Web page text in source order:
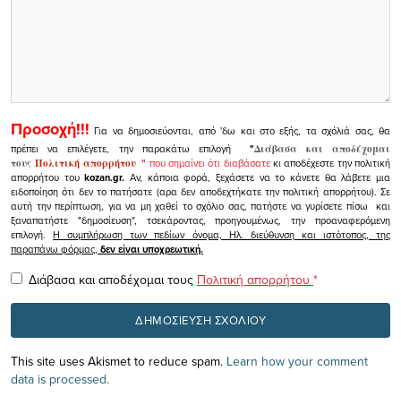
Προσοχή!!! Για να δημοσιεύονται, από 'δω και στο εξής, τα σχόλιά σας, θα
πρέπει να επιλέγετε, την παρακάτω επιλογή
"Διάβασα και αποδέχομαι
τουςΠολιτική απορρήτου" που σημαίνει ότι διαβάσατεκι αποδέχεστε την πολιτική
απορρήτου τουkozan.gr. Αν, κάποια φορά, ξεχάσετε να το κάνετε θα λάβετε μια
ειδοποίηση ότι δεν το πατήσατε (αρα δεν αποδεχτήκατε την πολιτική απορρήτου). Σε
αυτή την περίπτωση, για να μη χαθεί το σχόλιο σας, πατήστε να γυρίσετε πίσω και
ξαναπατήστε "δημοσίευση", τσεκάροντας, προηγουμένως, την προαναφερόμενη
επιλογή.Η συμπλήρωση των πεδίων όνομα, Ηλ. διεύθυνση και ιστότοπος, της
παραπάνω φόρμας, δεν είναι υποχρεωτική.
Διάβασα και αποδέχομαι τους Πολιτική απορρήτου *
This site uses Akismet to reduce spam. Learn how your comment
data is processed.